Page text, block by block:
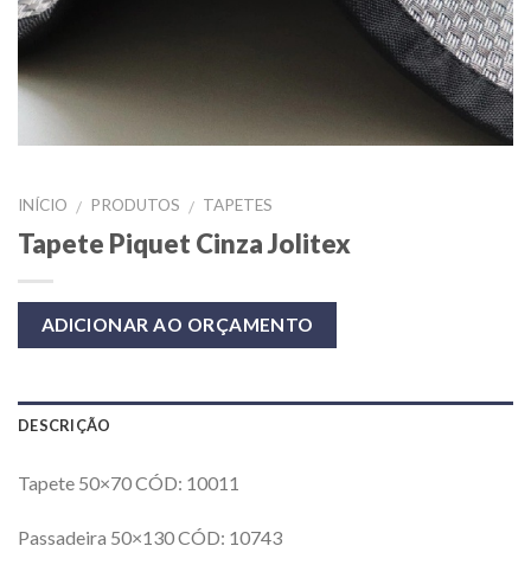
INÍCIO / PRODUTOS / TAPETES
Tapete Piquet Cinza Jolitex
ADICIONAR AO ORÇAMENTO
DESCRIÇÃO
Tapete 50×70 CÓD: 10011
Passadeira 50×130 CÓD: 10743